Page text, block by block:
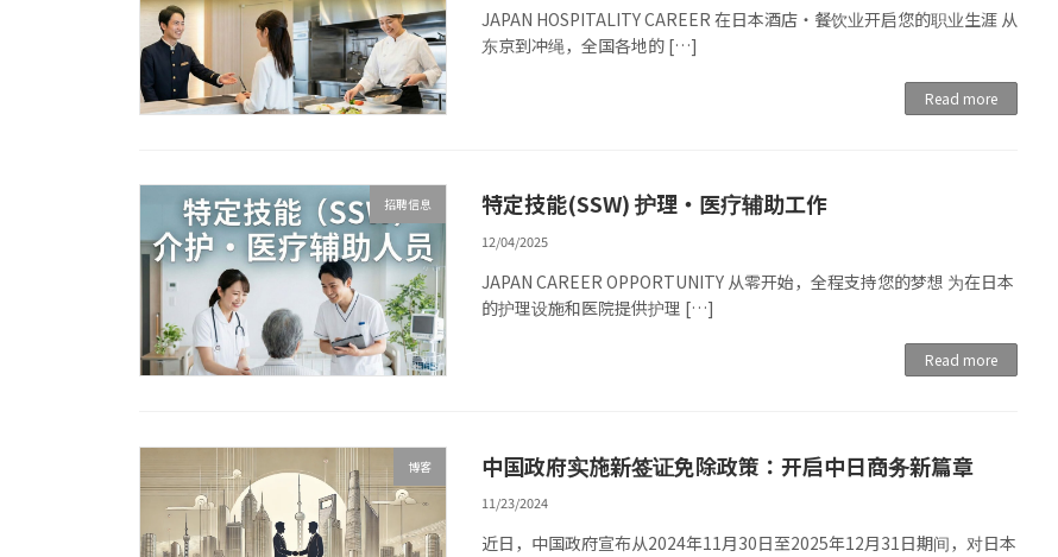
JAPAN HOSPITALITY CAREER 在日本酒店・餐饮业开启您的职业生涯 从
东京到冲绳，全国各地的 […]
Read more
招聘信息 特定技能(SSW) 护理・医疗辅助工作
12/04/2025
JAPAN CAREER OPPORTUNITY 从零开始，全程支持您的梦想 为在日本
的护理设施和医院提供护理 […]
Read more
博客 中国政府实施新签证免除政策：开启中日商务新篇章
11/23/2024
近日，中国政府宣布从2024年11月30日至2025年12月31日期间，对日本